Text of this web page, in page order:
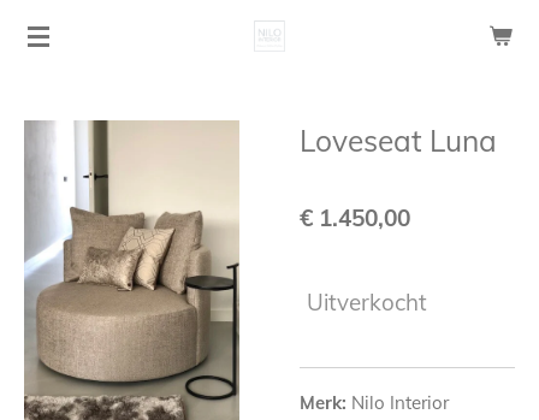
Ga
de
Loveseat Luna
€ 1.450,00
Uitverkocht
Merk: Nilo Interior